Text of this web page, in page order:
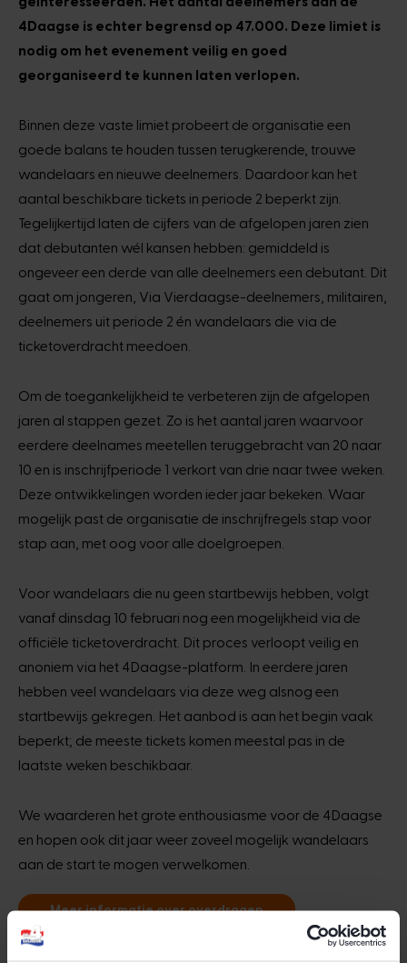
4Daagse is echter begrensd op 47.000. Deze limiet is
nodig om het evenement veilig en goed
georganiseerd te kunnen laten verlopen.
Binnen deze vaste limiet probeert de organisatie een
goede balans te houden tussen terugkerende, trouwe
wandelaars en nieuwe deelnemers. Daardoor kan het
aantal beschikbare tickets in periode 2 beperkt zijn.
Tegelijkertijd laten de cijfers van de afgelopen jaren zien
dat debutanten wél kansen hebben: gemiddeld is
ongeveer een derde van alle deelnemers een debutant. Dit
gaat om jongeren, Via Vierdaagse-deelnemers, militairen,
deelnemers uit periode 2 én wandelaars die via de
ticketoverdracht meedoen.
Om de toegankelijkheid te verbeteren zijn de afgelopen
jaren al stappen gezet. Zo is het aantal jaren waarvoor
eerdere deelnames meetellen teruggebracht van 20 naar
10 en is inschrijfperiode 1 verkort van drie naar twee weken.
Deze ontwikkelingen worden ieder jaar bekeken. Waar
mogelijk past de organisatie de inschrijfregels stap voor
stap aan, met oog voor alle doelgroepen.
Voor wandelaars die nu geen startbewijs hebben, volgt
vanaf dinsdag 10 februari nog een mogelijkheid via de
officiële ticketoverdracht. Dit proces verloopt veilig en
anoniem via het 4Daagse-platform. In eerdere jaren
hebben veel wandelaars via deze weg alsnog een
startbewijs gekregen. Het aanbod is aan het begin vaak
beperkt; de meeste tickets komen meestal pas in de
laatste weken beschikbaar.
We waarderen het grote enthousiasme voor de 4Daagse
en hopen ook dit jaar weer zoveel mogelijk wandelaars
aan de start te mogen verwelkomen.
Meer informatie over overdragen